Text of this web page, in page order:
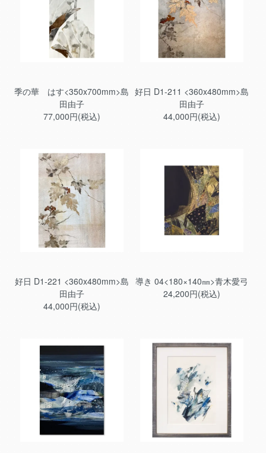
季の華 はす<350x700mm>島
田由子
77,000円(税込)
好日 D1-211 <360x480mm>島
田由子
44,000円(税込)
好日 D1-221 <360x480mm>島
田由子
44,000円(税込)
導き 04<180×140㎜>青木愛弓
24,200円(税込)